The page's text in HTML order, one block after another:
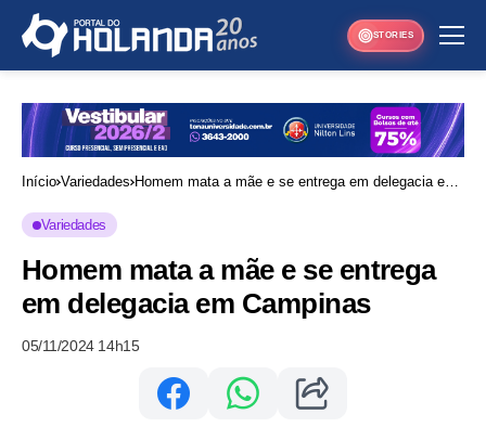
STORIES
Início Variedades Homem mata a mãe e se entrega em delegacia em
Variedades
Homem mata a mãe e se entrega
em delegacia em Campinas
05/11/2024 14h15